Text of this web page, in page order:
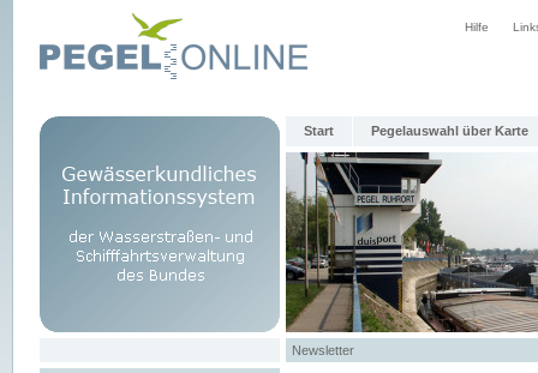
Hilfe
Start Pegelauswahl über Karte
Newsletter